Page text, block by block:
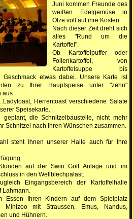
Juni kommen Freunde des
weißen Edelgemüse in
Otze voll auf ihre Kosten.
Nach dieser Zeit dreht sich
alles "Rund um die
Kartoffel".
Ob Kartoffelpuffer oder
Folienkartoffel, von
Kartoffelsuppe bis
etwas dabei. Unsere Karte ist
zu Ihrer Hauptspeise unter "zehn"
aus.
Herrentoast verschiedene Salate
Speisekarte.
die Schnitzelbaustelle, nicht mehr
Schnitzel nach Ihren Wünschen zusammen.
steht Ihnen unserer Halle auch für Ihre
auf der Swin Golf Anlage und im
in den Wellblechpalast.
Eingangsbereich der Kartoffelhalle
Lahmann.
Essen Ihren Kindern auf dem Spielplatz
mit Straussen, Emus, Nandus,
und Hühnern.